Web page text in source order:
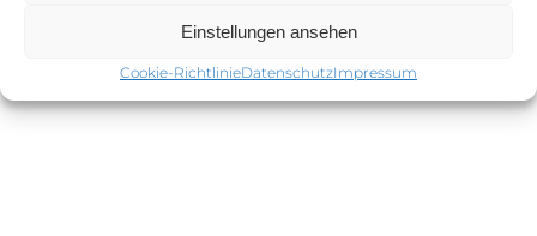
Einstellungen ansehen
Cookie-RichtlinieDatenschutzImpressum